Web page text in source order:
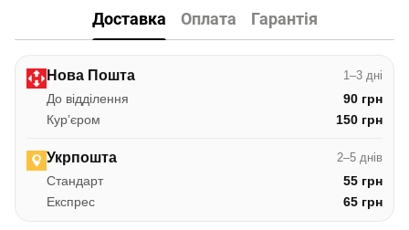
Доставка Оплата Гарантія
Нова Пошта 1–3 дні
До відділення
90 грн
Курʼєром
150 грн
Укрпошта 2–5 днів
Стандарт
55 грн
Експрес
65 грн